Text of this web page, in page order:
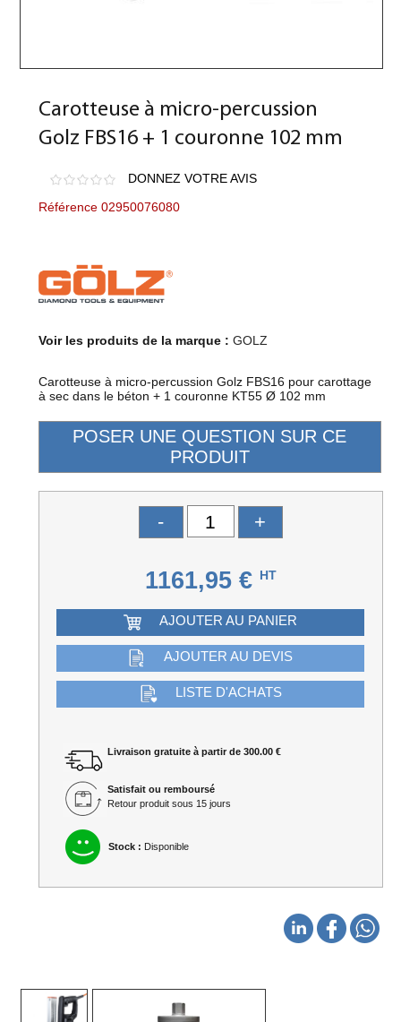
Carotteuse à micro-percussion
Golz FBS16 + 1 couronne 102 mm
DONNEZ VOTRE AVIS
Référence 02950076080
Voir les produits de la marque : GOLZ
Carotteuse à micro-percussion Golz FBS16 pour carottage
à sec dans le béton + 1 couronne KT55 Ø 102 mm
- +
1161,95 € HT
AJOUTER AU PANIER
AJOUTER AU DEVIS
LISTE D'ACHATS
Livraison gratuite à partir de 300.00 €
Satisfait ou remboursé
Retour produit sous 15 jours
Stock : Disponible